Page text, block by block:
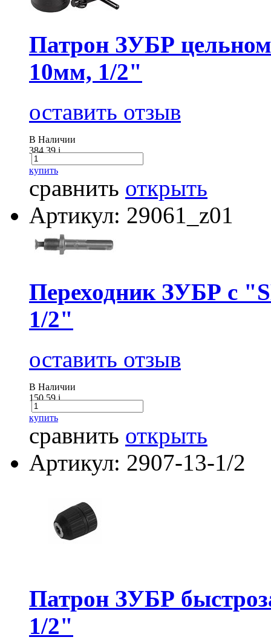
Патрон ЗУБР
10мм, 1/2"
оставить отзыв
В Наличии
384.39i
купить
сравнить открыть
Артикул: 29061_z01
Переходник ЗУБР с
1/2"
оставить отзыв
В Наличии
150.59i
купить
сравнить открыть
Артикул: 2907-13-1/2
Патрон ЗУБР
1/2"